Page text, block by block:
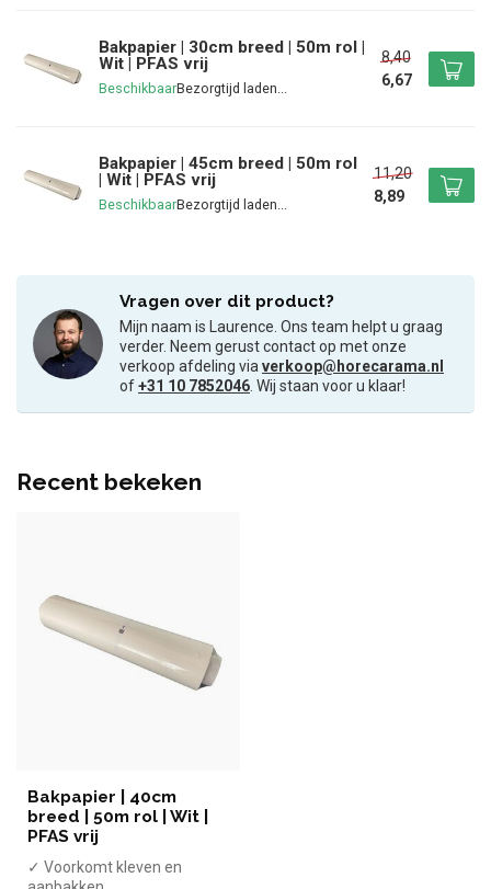
Bakpapier | 30cm breed | 50m rol |
Wit | PFAS vrij
Beschikbaar
8,40
6,67
Bakpapier | 45cm breed | 50m rol
| Wit | PFAS vrij
Beschikbaar
11,20
8,89
Vragen over dit product?
Mijn naam is Laurence. Ons team helpt u graag
verder. Neem gerust contact op met onze
verkoop afdeling viaverkoop@horecarama.nl
of+31 10 7852046. Wij staan voor u klaar!
Recent bekeken
Bakpapier | 40cm
breed | 50m rol | Wit |
PFAS vrij
✓ Voorkomt kleven en